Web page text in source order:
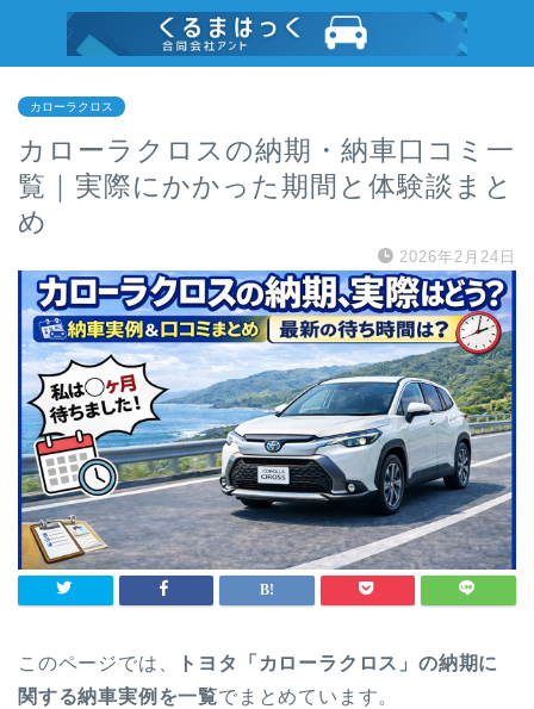
カローラクロス
カローラクロスの納期・納車口コミ一
覧｜実際にかかった期間と体験談まと
め
2026年2月24日
このページでは、
トヨタ「カローラクロス」の納期に
関する納車実例を一覧でまとめています。